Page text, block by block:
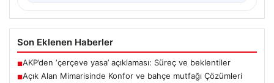
Son Eklenen Haberler
■AKP’den ‘çerçeve yasa’ açıklaması: Süreç ve beklentiler
■Açık Alan Mimarisinde Konfor ve bahçe mutfağı Çözümleri